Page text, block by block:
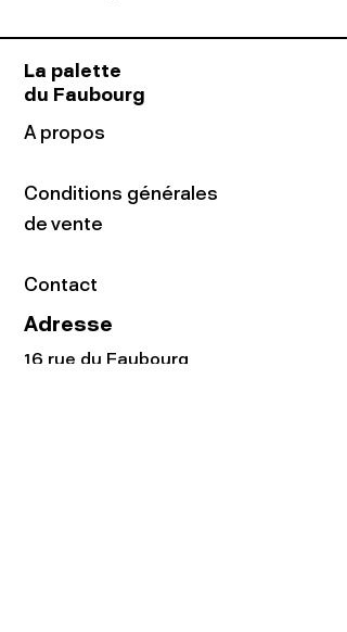
La palette
du Faubourg
A propos
Conditions générales
de vente
Contact
Adresse
16 rue du Faubourg